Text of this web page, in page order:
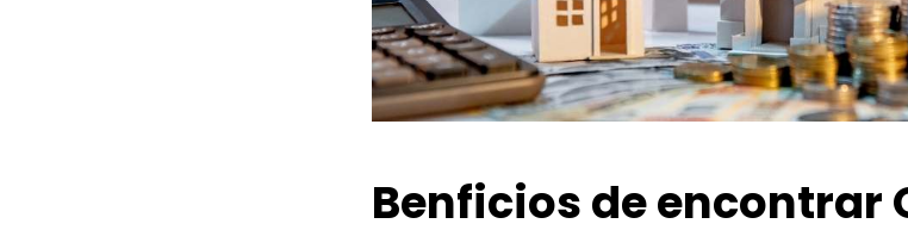
Benficios de encontrar